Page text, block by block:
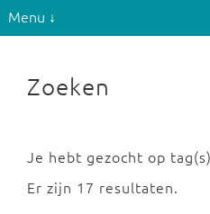
Menu ↓
Zoeken
Je hebt gezocht op
Er zijn 17 resultaten.